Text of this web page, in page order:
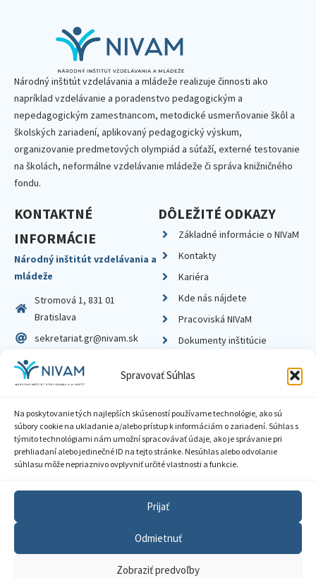
Spravovať Súhlas
Na poskytovanie tých najlepších skúseností používame technológie, ako sú
súbory cookie na ukladanie a/alebo prístup k informáciám o zariadení. Súhlas s
týmito technológiami nám umožní spracovávať údaje, ako je správanie pri
prehliadaní alebo jedinečné ID na tejto stránke. Nesúhlas alebo odvolanie
súhlasu môže nepriaznivo ovplyvniť určité vlastnosti a funkcie.
Prijať
Odmietnuť
Zobraziť predvoľby
Národný inštitút vzdelávania a mládeže realizuje činnosti ako
napríklad vzdelávanie a poradenstvo pedagogickým a
nepedagogickým zamestnancom, metodické usmerňovanie škôl a
školských zariadení, aplikovaný pedagogický výskum,
organizovanie predmetových olympiád a súťaží, externé testovanie
na školách, neformálne vzdelávanie mládeže či správa knižničného
fondu.
KONTAKTNÉ
INFORMÁCIE
Národný inštitút vzdelávania a
mládeže
Stromová 1, 831 01
Bratislava
sekretariat.gr@nivam.sk
IČO: 00164348
DIČ: 2020798714
DÔLEŽITÉ ODKAZY
Základné informácie o NIVaM
Kontakty
Kariéra
Kde nás nájdete
Pracoviská NIVaM
Dokumenty inštitúcie
Zásady ochrany súkromia
Sprístupnenie informácií